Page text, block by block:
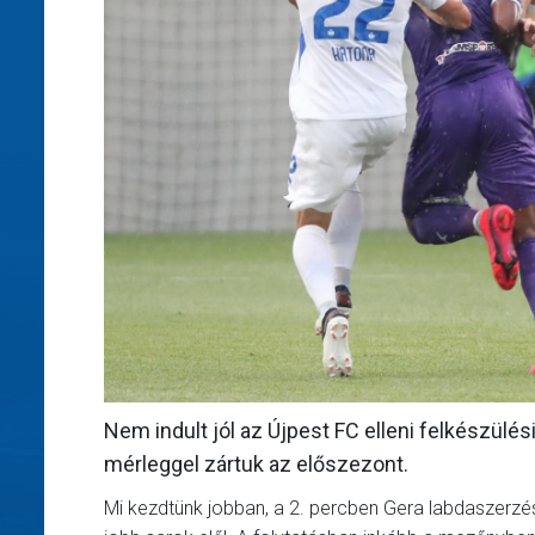
Nem indult jól az Újpest FC elleni
mérleggel zártuk az előszezont.
Mi kezdtünk jobban, a 2. percben Gera